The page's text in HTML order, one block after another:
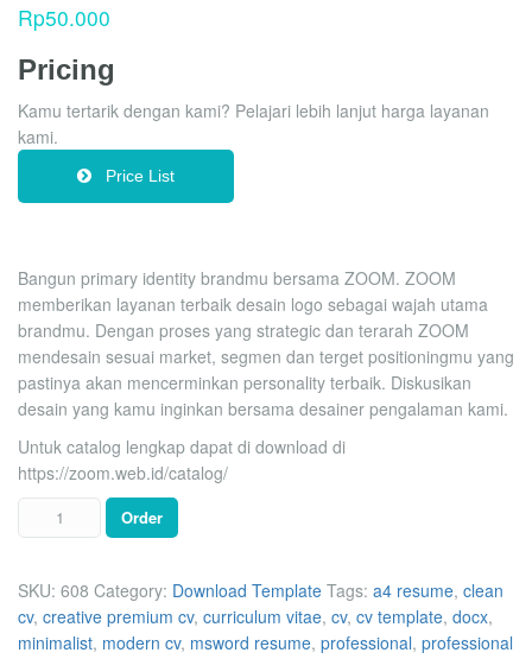
of 5
based on
rating
Rp50.000
Pricing
Kamu tertarik dengan kami? Pelajari lebih lanjut harga layanan
kami.
Price List
Bangun primary identity brandmu bersama ZOOM. ZOOM
memberikan layanan terbaik desain logo sebagai wajah utama
brandmu. Dengan proses yang strategic dan terarah ZOOM
mendesain sesuai market, segmen dan terget positioningmu yang
pastinya akan mencerminkan personality terbaik. Diskusikan
desain yang kamu inginkan bersama desainer pengalaman kami.
Untuk catalog lengkap dapat di download di
https://zoom.web.id/catalog/
Order
SKU: 608 Category: Download Template Tags: a4 resume, clean
cv, creative premium cv, curriculum vitae, cv, cv template, docx,
minimalist, modern cv, msword resume, professional, professional